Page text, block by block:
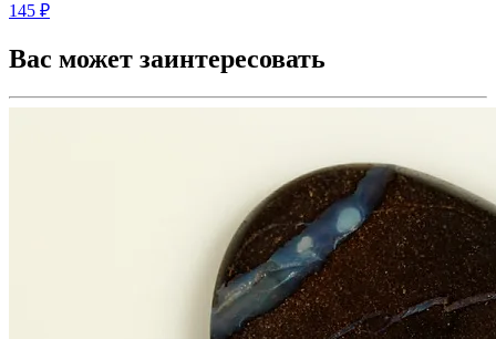
145 ₽
Вас может заинтересовать